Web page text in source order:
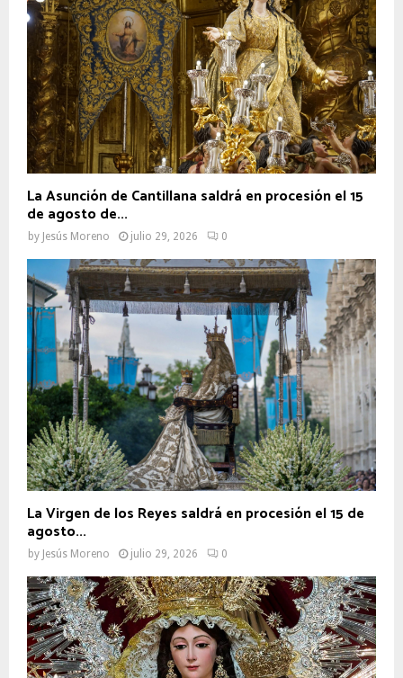
La Asunción de Cantillana saldrá en procesión el 15
de agosto de...
by Jesús Moreno julio 29, 2026 0
La Virgen de los Reyes saldrá en procesión el 15 de
agosto...
by Jesús Moreno julio 29, 2026 0